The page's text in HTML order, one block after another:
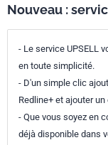
Nouveau :
- Le service UPSELL
en toute simplicité.
- D'un simple clic
Redline+ et ajouter
- Que vous soyez en
déjà disponible dans